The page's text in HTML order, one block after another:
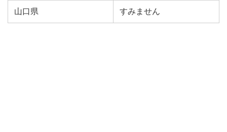
山口県 すみません